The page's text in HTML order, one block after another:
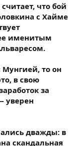
что бой
с Хайме
именитым
Мунгией, то он
в свою
за
уверен
дважды: в
скандальная